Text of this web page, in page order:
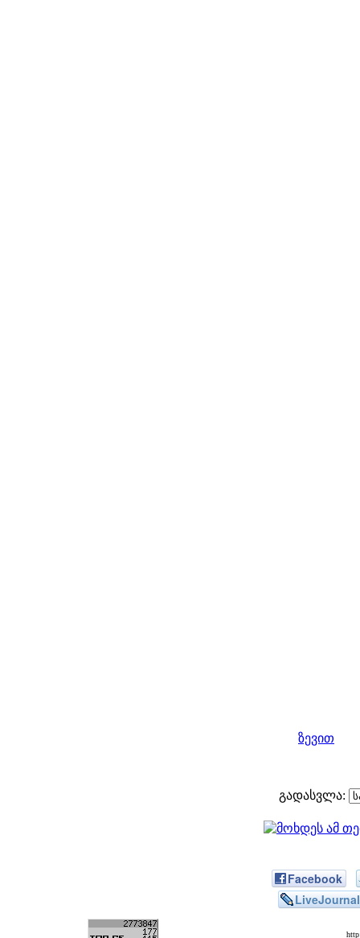
ზევით
გადასვლა:
Facebook
LiveJournal